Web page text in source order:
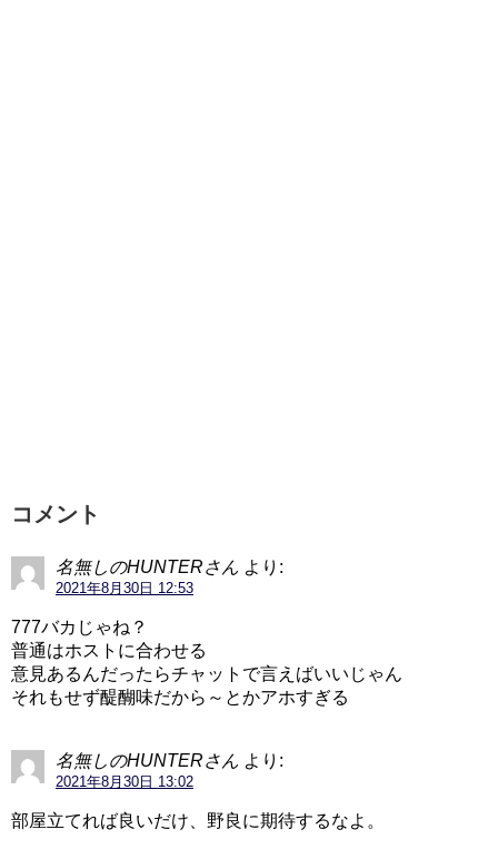
コメント
名無しのHUNTERさん より:
2021年8月30日 12:53
777バカじゃね？
普通はホストに合わせる
意見あるんだったらチャットで言えばいいじゃん
それもせず醍醐味だから～とかアホすぎる
名無しのHUNTERさん より:
2021年8月30日 13:02
部屋立てれば良いだけ、野良に期待するなよ。